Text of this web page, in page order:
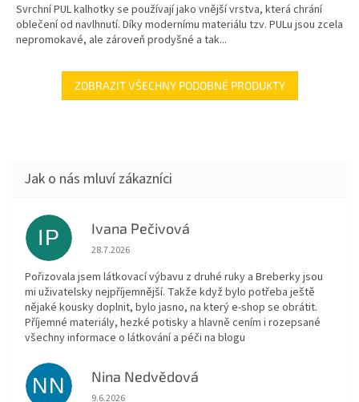
Svrchní PUL kalhotky se používají jako vnější vrstva, která chrání
oblečení od navlhnutí. Díky modernímu materiálu tzv. PULu jsou zcela
nepromokavé, ale zároveň prodyšné a tak...
ZOBRAZIT VŠECHNY PODOBNÉ PRODUKTY
IP Ivana Pečivová
Hodnocení obchodu je 5 z 5 hvězdiček.
28.7.2026
Pořizovala jsem látkovací výbavu z druhé ruky a Breberky jsou
mi uživatelsky nejpříjemnější. Takže když bylo potřeba ještě
nějaké kousky doplnit, bylo jasno, na který e-shop se obrátit.
Příjemné materiály, hezké potisky a hlavně cením i rozepsané
všechny informace o látkování a péči na blogu
NN Nina Nedvědová
Hodnocení obchodu je 5 z 5 hvězdiček.
9.6.2026